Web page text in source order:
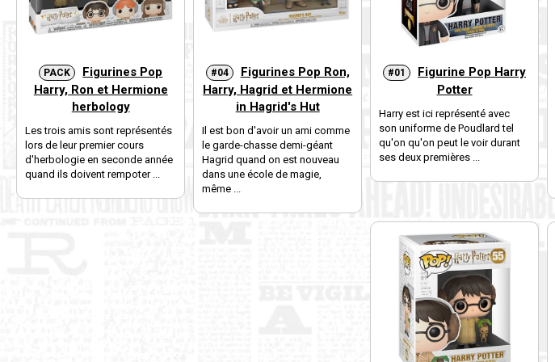
PACK
Figurines Pop
Harry, Ron et Hermione
herbology
Les trois amis sont représentés
lors de leur premier cours
d'herbologie en seconde année
quand ils doivent rempoter ...
#04
Figurines Pop Ron,
Harry, Hagrid et Hermione
in Hagrid's Hut
Il est bon d'avoir un ami comme
le garde-chasse demi-géant
Hagrid quand on est nouveau
dans une école de magie,
même ...
#01
Figurine Pop Harry
Potter
Harry est ici représenté avec
son uniforme de Poudlard tel
qu'on qu'on peut le voir durant
ses deux premières ...